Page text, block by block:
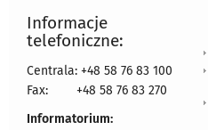
Informacje
telefoniczne:
Centrala: +48 58 76 83 100
Fax:
+48 58 76 83 270
Informatorium: